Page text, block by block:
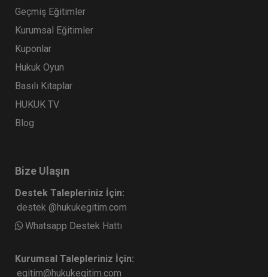
Geçmiş Eğitimler
Kurumsal Eğitimler
Kuponlar
Hukuk Oyun
Basılı Kitaplar
HUKUK TV
Blog
Bize Ulaşın
Destek Talepleriniz İçin:
destek @hukukegitim.com
Whatsapp Destek Hattı
Kurumsal Talepleriniz İçin:
egitim@hukukegitim.com